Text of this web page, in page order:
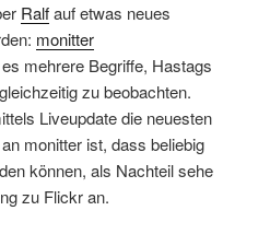
Ralfauf etwas neues
monitter
mehrere Begriffe, Hastags
zu beobachten.
Liveupdate die neuesten
monitter ist, dass beliebig
können, als Nachteil sehe
zu Flickr an.